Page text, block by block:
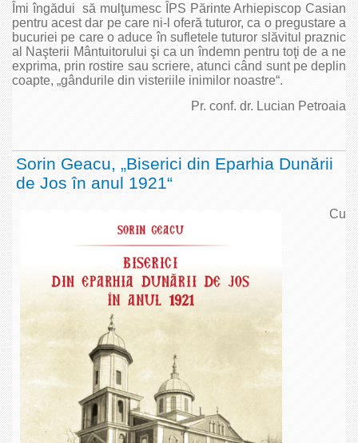
Îmi îngădui să mulţumesc ÎPS Părinte Arhiepiscop Casian
pentru acest dar pe care ni‑l oferă tuturor, ca o pregustare a
bucuriei pe care o aduce în sufletele tuturor slăvitul praznic
al Naşterii Mântuitorului şi ca un îndemn pentru toţi de a ne
exprima, prin rostire sau scriere, atunci când sunt pe deplin
coapte, „gândurile din visteriile inimilor noastre“.
Pr. conf. dr. Lucian Petroaia
Sorin Geacu, „Biserici din Eparhia Dunării
de Jos în anul 1921“
Cu